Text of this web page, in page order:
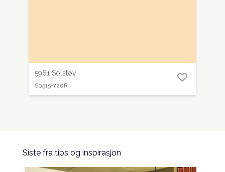
5961 Solstøv
S0515-Y20R
Siste fra tips og inspirasjon